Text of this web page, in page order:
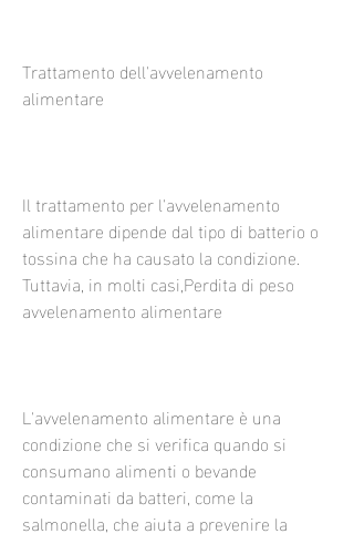
Trattamento dell'avvelenamento
alimentare
Il trattamento per l'avvelenamento
alimentare dipende dal tipo di batterio o
tossina che ha causato la condizione.
Tuttavia, in molti casi,Perdita di peso
avvelenamento alimentare
L'avvelenamento alimentare è una
condizione che si verifica quando si
consumano alimenti o bevande
contaminati da batteri, come la
salmonella, che aiuta a prevenire la